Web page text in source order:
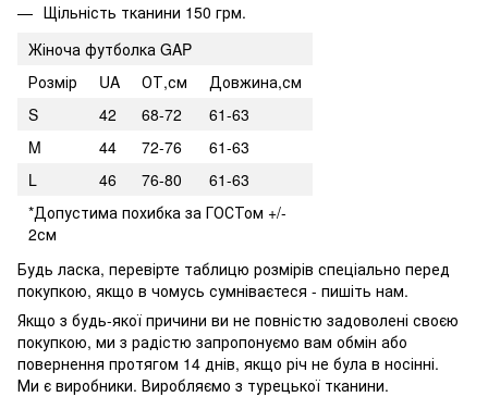
Щільність тканини 150 грм.
Жіноча футболка GAP
Розмір
UA ОТ,см
Довжина,см
S
42 68-72
61-63
M
44 72-76
61-63
L
46 76-80
61-63
*Допустима похибка за ГОСТом +/-
2см
Будь ласка, перевірте таблицю розмірів спеціально перед
покупкою, якщо в чомусь сумніваєтеся - пишіть нам.
Якщо з будь-якої причини ви не повністю задоволені своєю
покупкою, ми з радістю запропонуємо вам обмін або
повернення протягом 14 днів, якщо річ не була в носінні.
Ми є виробники. Виробляємо з турецької тканини.